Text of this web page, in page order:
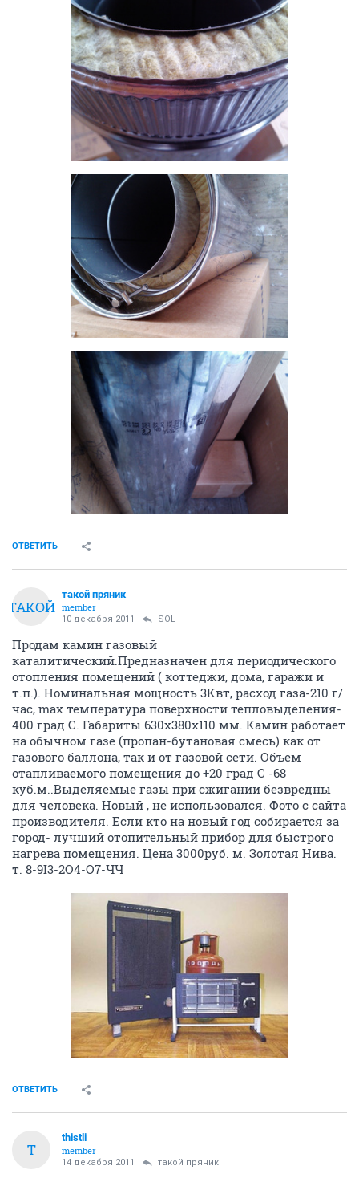
ОТВЕТИТЬ
ТАКОЙ
такой пряник
member
10 декабря 2011 SOL
Продам камин газовый
каталитический.Предназначен для периодического
отопления помещений ( коттеджи, дома, гаражи и
т.п.). Номинальная мощность 3Квт, расход газа-210 г/
час, max температура поверхности тепловыделения-
400 град С. Габариты 630х380х110 мм. Камин работает
на обычном газе (пропан-бутановая смесь) как от
газового баллона, так и от газовой сети. Объем
отапливаемого помещения до +20 град С -68
куб.м..Выделяемые газы при сжигании безвредны
для человека. Новый , не использовался. Фото с сайта
производителя. Если кто на новый год собирается за
город- лучший отопительный прибор для быстрого
нагрева помещения. Цена 3000руб. м. Золотая Нива.
т. 8-9I3-2O4-O7-ЧЧ
ОТВЕТИТЬ
T
thistli
member
14 декабря 2011 такой пряник